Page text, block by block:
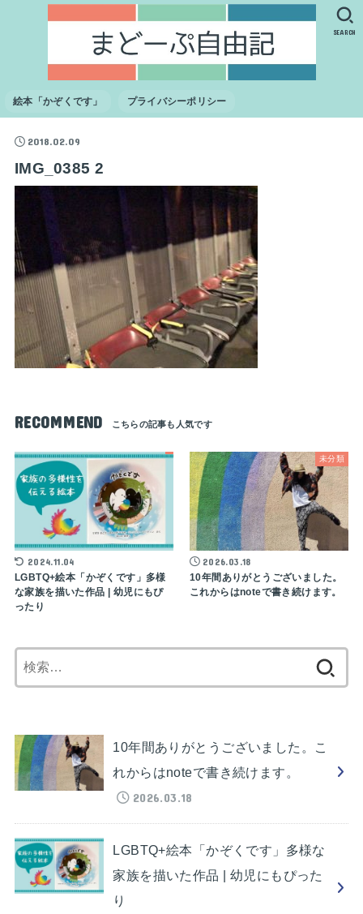
絵本「かぞくです」 プライバシーポリシー
SEARCH
2018.02.09
IMG_0385 2
RECOMMEND
2024.11.04
LGBTQ+絵本「かぞくです」多様
な家族を描いた作品 | 幼児にもぴ
ったり
未分類
2026.03.18
10年間ありがとうございました。
これからはnoteで書き続けます。
索:
10年間ありがとうございました。こ
れからはnoteで書き続けます。
2026.03.18
LGBTQ+絵本「かぞくです」多様な
家族を描いた作品 | 幼児にもぴった
り